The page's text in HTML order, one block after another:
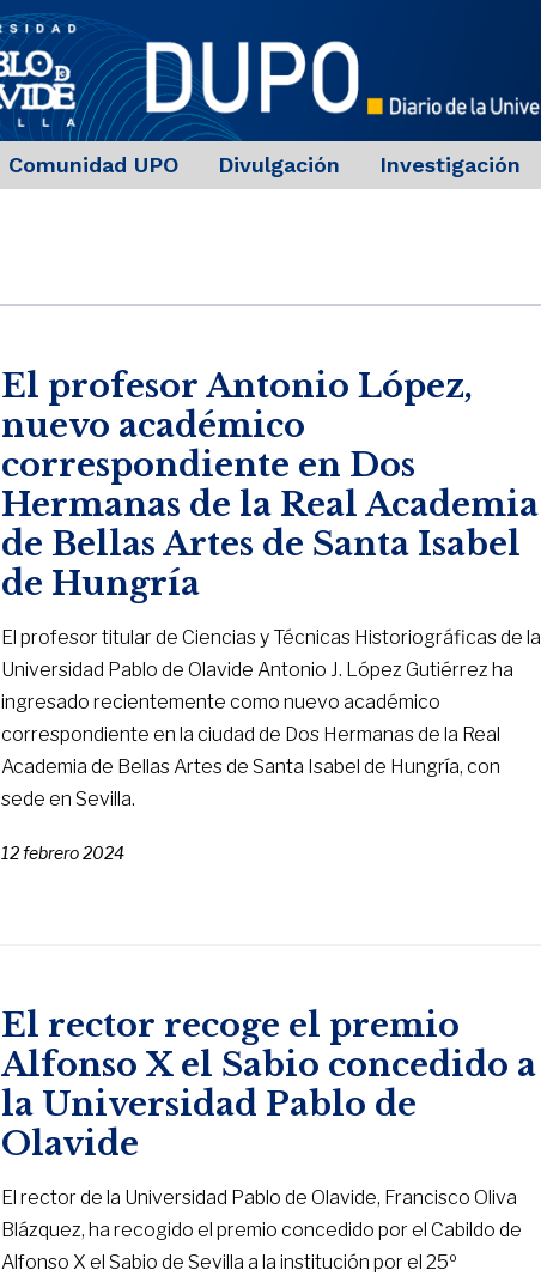
Comunidad UPO Divulgación Investigación
El profesor Antonio López,
nuevo académico
correspondiente en Dos
Hermanas de la Real Academia
de Bellas Artes de Santa Isabel
de Hungría
El profesor titular de Ciencias y Técnicas Historiográficas de la
Universidad Pablo de Olavide Antonio J. López Gutiérrez ha
ingresado recientemente como nuevo académico
correspondiente en la ciudad de Dos Hermanas de la Real
Academia de Bellas Artes de Santa Isabel de Hungría, con
sede en Sevilla.
12 febrero 2024
El rector recoge el premio
Alfonso X el Sabio concedido a
la Universidad Pablo de
Olavide
El rector de la Universidad Pablo de Olavide, Francisco Oliva
Blázquez, ha recogido el premio concedido por el Cabildo de
Alfonso X el Sabio de Sevilla a la institución por el 25º